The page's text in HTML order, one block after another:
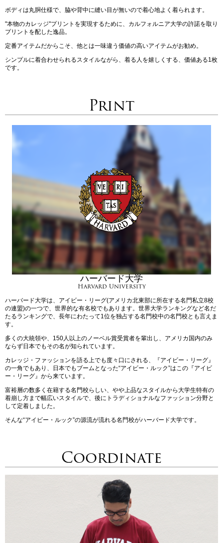
ボディは丸胴仕様で、脇や背中に縫い目が無いので着心地よく着られます。
"本物のカレッジ"プリントを実現するために、カルフォルニア大学の許諾を取り
プリントを配した逸品。
定番アイテムだからこそ、他とは一味違う価値の高いアイテムがお勧め。
シンプルに着合わせられるスタイルながら、着る人を嬉しくする、価値ある1枚
です。
Print
ハーバード大学
Harvard University
ハーバード大学は、アイビー・リーグ(アメリカ北東部に所在する名門私立8校
の連盟)の一つで、世界的な有名校でもあります。世界大学ランキングなど名だ
たるランキングで、長年にわたって1位を独占する名門校中の名門校とも言えま
す。
多くの大統領や、150人以上のノーベル賞受賞者を輩出し、アメリカ国内のみ
ならず日本でもその名が知られています。
カレッジ・ファッションを語る上でも度々口にされる、『アイビー・リーグ』
の一角でもあり、日本でもブームとなった“アイビー・ルック”はこの『アイビ
ー・リーグ』から来ています。
富裕層の数多く在籍する名門校らしい、やや上品なスタイルから大学生特有の
着崩し方まで幅広いスタイルで、後にトラディショナルなファッション分野と
して定着しました。
そんな“アイビー・ルック”の源流が流れる名門校がハーバード大学です。
Coordinate